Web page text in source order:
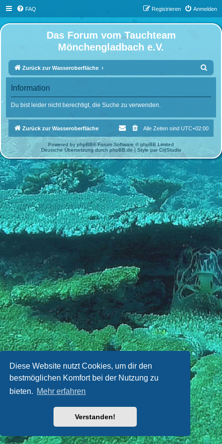
Diese Website nutzt Cookies, um dir den
bestmöglichen Komfort bei der Nutzung zu
bieten. Mehr erfahren
Verstanden!
FAQ Anmelden
Registrieren
Das Forum vom Tauchteam
Mönchengladbach e.V.
Zurück zur Wasseroberfläche
u
Information
Du bist leider nicht berechtigt, die Suche zu verwenden.
Zurück zur Wasseroberfläche Alle Zeiten sind UTC+02:00
Powered by phpBB® Forum Software © phpBB Limited
Deutsche Übersetzung durch phpBB.de | Style par Cri|Studio